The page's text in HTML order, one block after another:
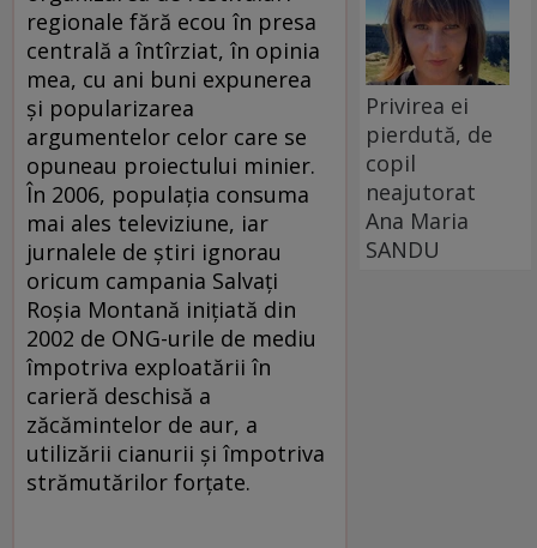
regionale fără ecou în presa
centrală a întîrziat, în opinia
mea, cu ani buni expunerea
şi popularizarea
argumentelor celor care se
opuneau proiectului minier.
În 2006, populaţia consuma
mai ales televiziune, iar
jurnalele de ştiri ignorau
oricum campania Salvați
Roșia Montană iniţiată din
2002 de ONG-urile de mediu
împotriva exploatării în
carieră deschisă a
zăcămintelor de aur, a
utilizării cianurii și împotriva
strămutărilor forțate.
Privirea ei
pierdută, de
copil
neajutorat
Ana Maria
SANDU